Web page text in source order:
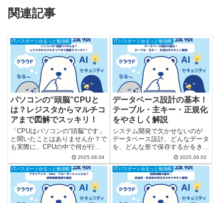
関連記事
ITパスポートゆるっと勉強帳
パソコンの“頭脳”CPUと
は？レジスタからマルチコ
アまで図解でスッキリ！
「CPUはパソコンの“頭脳”です」
と聞いたことはありませんか？で
も実際に、CPUの中で何が行わ
れているのかは、なんとなくイメ
ージしづらいかもしれません。
この記事では、CPUの中身や働
き、関連する用語（レジスタ、ク
ロック周波数、マルチコア、...
2025.08.04
ITパスポートゆるっと勉強帳
データベース設計の基本！
テーブル・主キー・正規化
をやさしく解説
システム開発で欠かせないのが
データベース設計。どんなデータ
を、どんな形で保存するかをきち
んと決めておかないと、「データ
が重複する」「検索が遅い」とい
った問題が起こります。 この記
事では、データベースの構造要素
と、効率的に設計するための
正...
2025.09.02
ITパスポートゆるっと勉強帳 ITパスポートゆるっと勉強帳